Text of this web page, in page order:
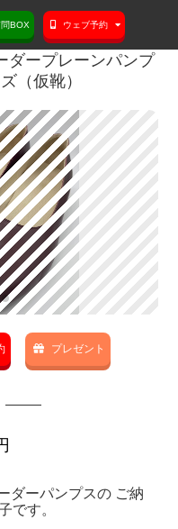
BOX ウェブ予約
ダープレーンパンプ
（仮靴）
プレゼント
ダーパンプスの ご納
です。